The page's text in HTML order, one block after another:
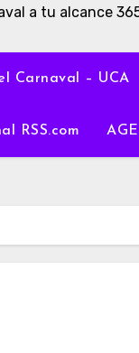
a tu alcance
Carnaval – UCA
RSS.com